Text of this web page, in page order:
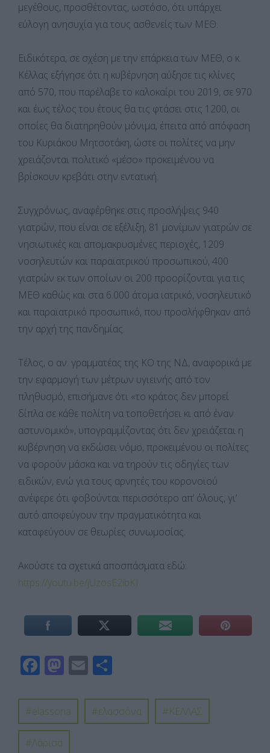
μεγέθους, προσθέτοντας, ωστόσο, ότι υπάρχει
εύλογη ανησυχία για τους ασθενείς των ΜΕΘ.
Ειδικότερα, σε σχέση με την επάρκεια των ΜΕΘ, ο κ.
Κέλλας εξήγησε ότι η κυβέρνηση αύξησε τις κλίνες
από 570, που παρέλαβε το καλοκαίρι του 2019, σε 970
και έως τέλος του έτους θα τις φτάσει στις 1200, οι
οποίες θα διατηρηθούν μόνιμα, έπειτα από απόφαση
του Κυριάκου Μητσοτάκη, ώστε οι πολίτες να μην
χρειάζονται πολιτικό «μέσο» προκειμένου να
βρίσκουν κρεβάτι στην εντατική.
Συγχρόνως, αναφέρθηκε στις προσλήψεις 940
γιατρών, που είναι σε εξέλιξη, 81 μονίμων γιατρών σε
νησιωτικές και απομακρυσμένες περιοχές, 1209
νοσηλευτών και παραϊατρικού προσωπικού, 400
γιατρών εκ των οποίων οι 200 προορίζονται για τις
ΜΕΘ καθώς και στα 6.000 άτομα ιατρικό, νοσηλευτικό
και παραϊατρικό προσωπικό, που προσλήφθηκαν από
την αρχή της πανδημίας.
Τέλος, ο αν. γραμματέας της ΚΟ της ΝΔ, αναφορικά με
την εφαρμογή των μέτρων υγιεινής από τον
πληθυσμό, επισήμανε ότι «το κράτος δεν μπορεί
δίπλα σε κάθε πολίτη να τοποθετήσει κι από έναν
αστυνομικό», υπογραμμίζοντας ότι δεν χρειάζεται η
κυβέρνηση να εκδώσει νόμο, προκειμένου οι πολίτες
να φορούν μάσκα και να τηρούν τις οδηγίες των
ειδικών, ενώ για τους αρνητές του κορονοϊού
ανέφερε ότι φοβούνται περισσότερο απ’ όλους, γι’
αυτό αποφεύγουν την πραγματικότητα και
καταφεύγουν σε θεωρίες συνωμοσίας.
Ακούστε τα σχετικά αποσπάσματα εδώ:
https://youtu.be/jUzosE2ibKI
F
e
b
o
M
to
d
E
ail ρ
α
elassona ελασσόνα ΚΕΛΛΑΣ
Λάρισα